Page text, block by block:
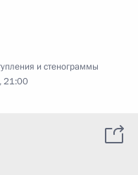
и стенограммы
21:00